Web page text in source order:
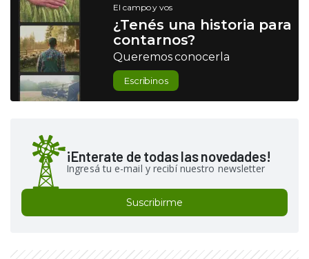
El campo y vos
¿Tenés una historia para
contarnos?
Queremos conocerla
Escribinos
¡Enterate de todas las novedades!
Ingresá tu e-mail y recibí nuestro newsletter
Suscribirme